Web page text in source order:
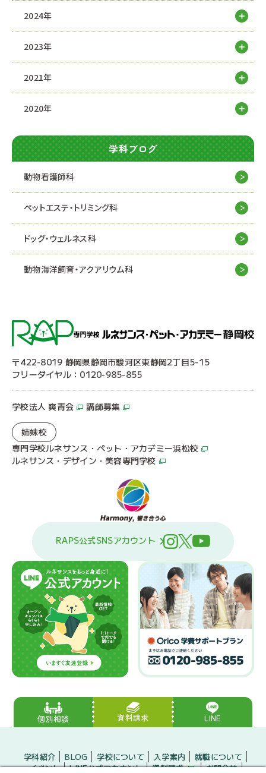
2024年
2023年
2021年
2020年
学科ブログ
動物看護師科
ペットエステ・トリミング科
ドッグ・ウェルネス科
動物海洋飼育・アクアリウム科
〒422-8019 静岡県静岡市駿河区東静岡2丁目5-15
フリーダイヤル：0120-985-855
学校法人 爽青会 講師募集
姉妹校
専門学校ルネサンス・ペット・アカデミー浜松校
ルネサンス・デザイン・美容専門学校
RAPS公式SNSアカウント
個別相談 資料請求 LINE
学科紹介 BLOG 学校について 入学案内
就職について
イベント
LINE公式アカウント 資料請求 お問合せ